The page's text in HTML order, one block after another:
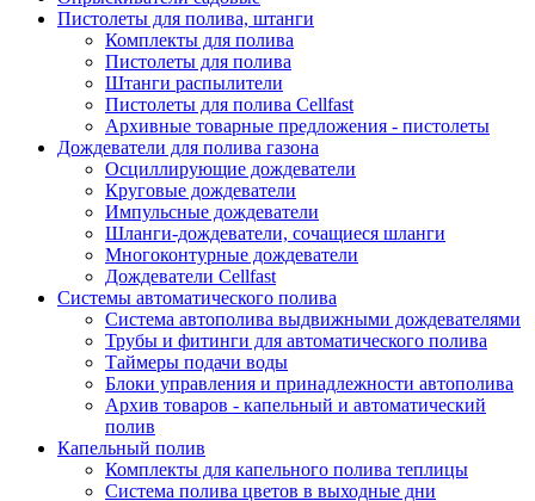
Пистолеты для полива, штанги
Комплекты для полива
Пистолеты для полива
Штанги распылители
Пистолеты для полива Cellfast
Архивные товарные предложения - пистолеты
Дождеватели для полива газона
Осциллирующие дождеватели
Круговые дождеватели
Импульсные дождеватели
Шланги-дождеватели, сочащиеся шланги
Многоконтурные дождеватели
Дождеватели Cellfast
Системы автоматического полива
Система автополива выдвижными дождевателями
Трубы и фитинги для автоматического полива
Таймеры подачи воды
Блоки управления и принадлежности автополива
Архив товаров - капельный и автоматический
полив
Капельный полив
Комплекты для капельного полива теплицы
Система полива цветов в выходные дни